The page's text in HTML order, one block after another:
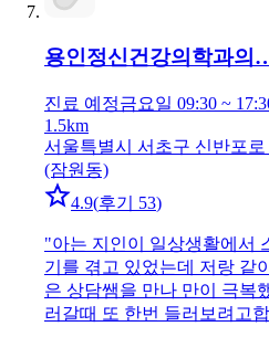
용인정신건강의학과의
진료 예정금요일 09:30 ~
1.5km
서울특별시 서초구 신반포
(잠원동)
4.9(후기 53)
"아는 지인이 일상생활에서
기를 겪고 있었는데 저랑 같
은 상담쌤을 만나 만이 극복
러갈때 또 한번 들러보려고